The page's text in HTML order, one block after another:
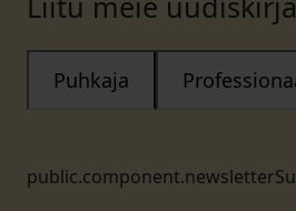
Puhkaja